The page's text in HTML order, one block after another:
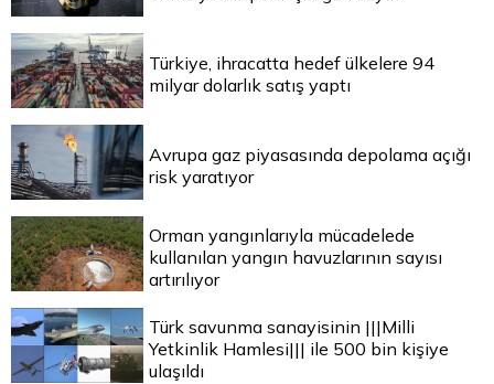
Türkiye, ihracatta hedef ülkelere 94
milyar dolarlık satış yaptı
Avrupa gaz piyasasında depolama açığı
risk yaratıyor
Orman yangınlarıyla mücadelede
kullanılan yangın havuzlarının sayısı
artırılıyor
Türk savunma sanayisinin |||Milli
Yetkinlik Hamlesi||| ile 500 bin kişiye
ulaşıldı